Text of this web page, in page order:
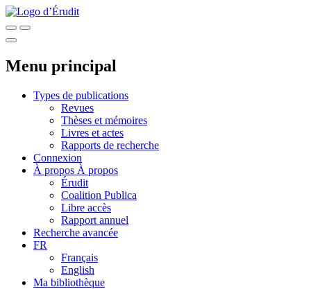
Menu principal
Types de publications
Revues
Thèses et mémoires
Livres et actes
Rapports de recherche
Connexion
À propos À propos
Érudit
Coalition Publica
Libre accès
Rapport annuel
Recherche avancée
FR
Français
English
Ma bibliothèque